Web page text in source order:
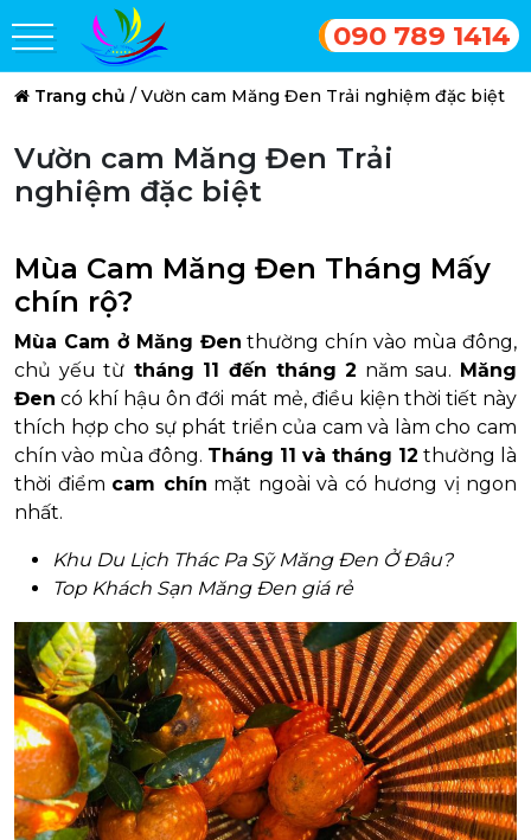
090 789 1414
Trang chủ / Vườn cam Măng Đen Trải nghiệm đặc biệt
Vườn cam Măng Đen Trải
nghiệm đặc biệt
Mùa Cam Măng Đen Tháng Mấy
chín rộ?
Mùa Cam ở Măng Đen thường chín vào mùa đông,
chủ yếu từ tháng 11 đến tháng 2 năm sau. Măng
Đen có khí hậu ôn đới mát mẻ, điều kiện thời tiết này
thích hợp cho sự phát triển của cam và làm cho cam
chín vào mùa đông. Tháng 11 và tháng 12 thường là
thời điểm cam chín mặt ngoài và có hương vị ngon
nhất.
Khu Du Lịch Thác Pa Sỹ Măng Đen Ở Đâu?
Top Khách Sạn Măng Đen giá rẻ